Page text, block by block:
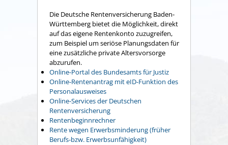
Die Deutsche Rentenversicherung Baden-
Württemberg bietet die Möglichkeit, direkt
auf das eigene Rentenkonto zuzugreifen,
zum Beispiel um seriöse Planungsdaten für
eine zusätzliche private Altersvorsorge
abzurufen.
Online-Portal des Bundesamts für Justiz
Online-Rentenantrag mit eID-Funktion des
Personalausweises
Online-Services der Deutschen
Rentenversicherung
Rentenbeginnrechner
Rente wegen Erwerbsminderung (früher
Berufs-bzw. Erwerbsunfähigkeit)